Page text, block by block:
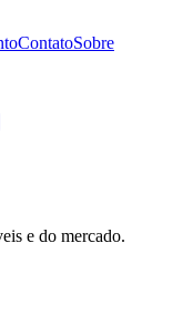
ContatoSobre
e do mercado.